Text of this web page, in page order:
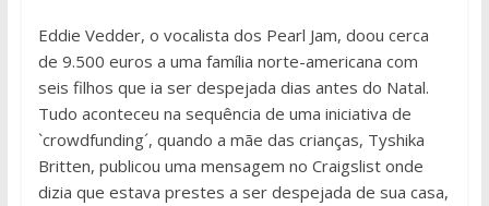
Eddie Vedder, o vocalista dos Pearl Jam, doou cerca
de 9.500 euros a uma família norte-americana com
seis filhos que ia ser despejada dias antes do Natal.
Tudo aconteceu na sequência de uma iniciativa de
`crowdfunding´, quando a mãe das crianças, Tyshika
Britten, publicou uma mensagem no Craigslist onde
dizia que estava prestes a ser despejada de sua casa,